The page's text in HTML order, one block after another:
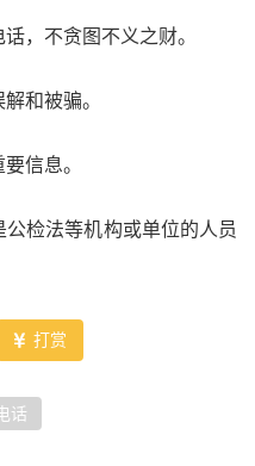
，不贪图不义之财。
和被骗。
信息。
检法等机构或单位的人员
打赏
话